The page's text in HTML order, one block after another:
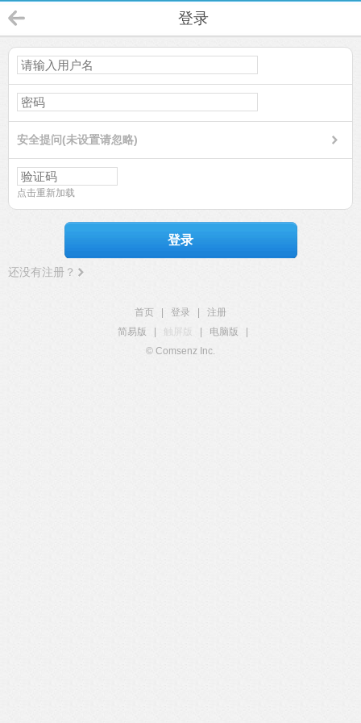
登录
安全提问(未设置请忽略)
点击重新加载
登录
还没有注册？
首页 登录
注册
简易版
触屏版 电脑版
© Comsenz Inc.